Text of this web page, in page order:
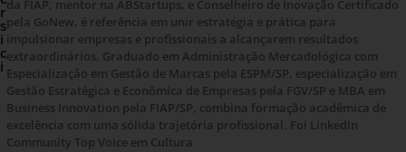
r
s
i
c
i
da FIAP, mentor na ABStartups, e Conselheiro de Inovação Certificado
pela GoNew, é referência em unir estratégia e prática para
impulsionar empresas e profissionais a alcançarem resultados
extraordinários. Graduado em Administração Mercadológica com
Especialização em Gestão de Marcas pela ESPM/SP, especialização em
Gestão Estratégica e Econômica de Empresas pela FGV/SP e MBA em
Business Innovation pela FIAP/SP, combina formação acadêmica de
excelência com uma sólida trajetória profissional. Foi LinkedIn
Community Top Voice em Cultura